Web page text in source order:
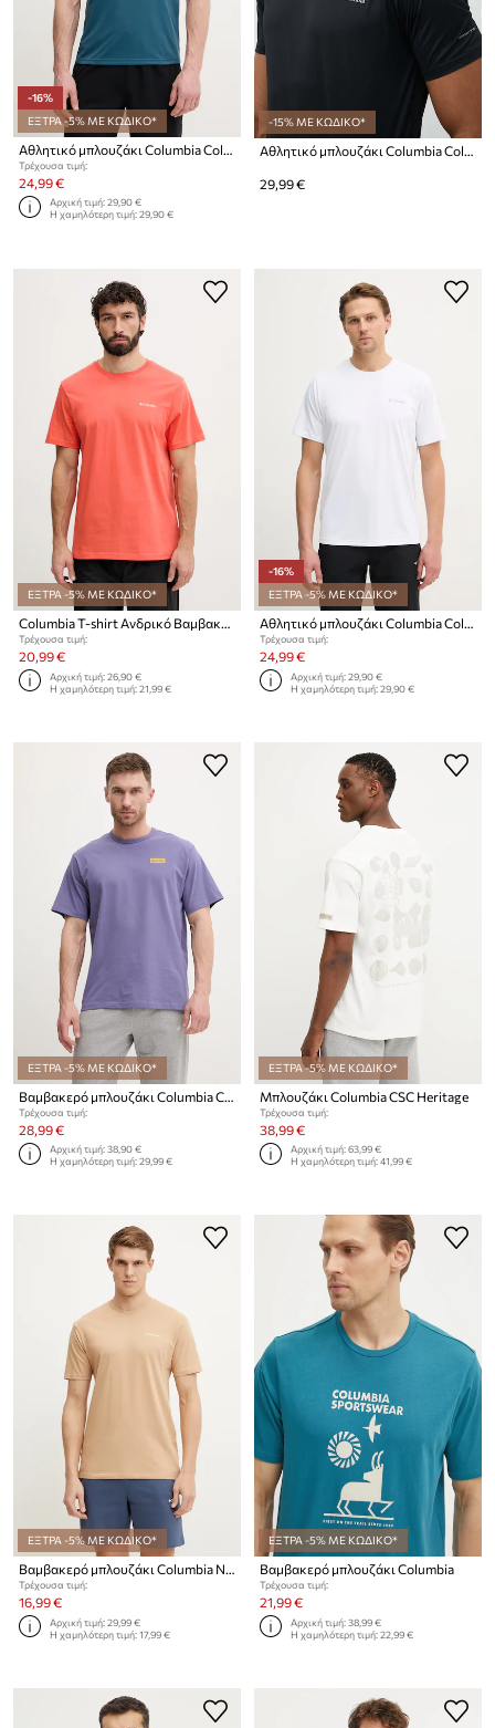
-16%
ΕΞΤΡΑ -5% ΜΕ ΚΩΔΙΚΟ*
Τρέχουσα τιμή:
24,99 €
Αρχική τιμή:29,90 €
Η χαμηλότερη τιμή:29,90 €
-15% ΜΕ ΚΩΔΙΚΟ*
Αθλητικό μπλουζάκι Columbia Columbia Hike Hike
29,99 €
ΕΞΤΡΑ -5% ΜΕ ΚΩΔΙΚΟ*
Columbia T-shirt Ανδρικό Βαμβακερό CSC
Τρέχουσα τιμή:
20,99 €
Αρχική τιμή:26,90 €
Η χαμηλότερη τιμή:21,99 €
-16%
ΕΞΤΡΑ -5% ΜΕ ΚΩΔΙΚΟ*
Αθλητικό μπλουζάκι Columbia Columbia Hike
Τρέχουσα τιμή:
24,99 €
Αρχική τιμή:29,90 €
Η χαμηλότερη τιμή:29,90 €
ΕΞΤΡΑ -5% ΜΕ ΚΩΔΙΚΟ*
Τρέχουσα τιμή:
28,99 €
Αρχική τιμή:38,90 €
Η χαμηλότερη τιμή:29,99 €
ΕΞΤΡΑ -5% ΜΕ ΚΩΔΙΚΟ*
Μπλουζάκι Columbia CSC Heritage
Τρέχουσα τιμή:
38,99 €
Αρχική τιμή:63,99 €
Η χαμηλότερη τιμή:41,99 €
ΕΞΤΡΑ -5% ΜΕ ΚΩΔΙΚΟ*
Βαμβακερό μπλουζάκι Columbia North Cascades
Τρέχουσα τιμή:
16,99 €
Αρχική τιμή:29,99 €
Η χαμηλότερη τιμή:17,99 €
ΕΞΤΡΑ -5% ΜΕ ΚΩΔΙΚΟ*
Βαμβακερό μπλουζάκι Columbia
Τρέχουσα τιμή:
21,99 €
Αρχική τιμή:38,99 €
Η χαμηλότερη τιμή:22,99 €